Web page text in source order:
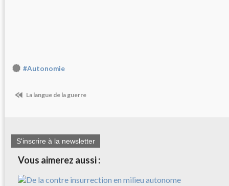
#Autonomie
La langue de la guerre
S'inscrire à la newsletter
Vous aimerez aussi :